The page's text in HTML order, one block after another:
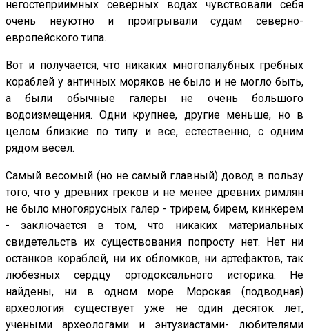
негостеприимных северных водах чувствовали себя
очень неуютно и проигрывали судам северно-
европейского типа.
Вот и получается, что никаких многопалубных гребных
кораблей у античных моряков не было и не могло быть,
а были обычные галеры не очень большого
водоизмещения. Одни крупнее, другие меньше, но в
целом близкие по типу и все, естественно, с одним
рядом весел.
Самый весомый (но не самый главный) довод в пользу
того, что у древних греков и не менее древних римлян
не было многоярусных галер - трирем, бирем, кинкерем
- заключается в том, что никаких материальных
свидетельств их существования попросту нет. Нет ни
останков кораблей, ни их обломков, ни артефактов, так
любезных сердцу ортодоксального историка. Не
найдены, ни в одном море. Морская (подводная)
археология существует уже не один десяток лет,
учеными археологами и энтузиастами- любителями